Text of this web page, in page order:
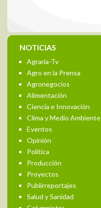
NOTICIAS
Agraria-Tv
Agro en la Prensa
Agronegocios
Alimentación
Ciencia e Innovación
Clima y Medio Ambiente
Eventos
Opinión
Política
Producción
Proyectos
Publirreportajes
Salud y Sanidad